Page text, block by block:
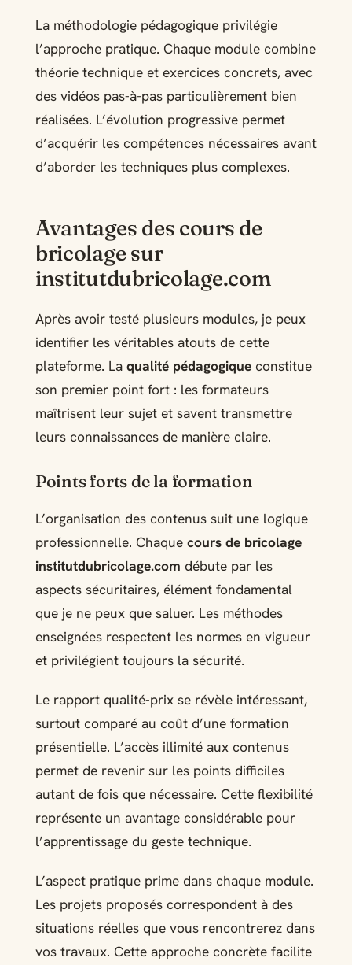
La méthodologie pédagogique privilégie
l’approche pratique. Chaque module combine
théorie technique et exercices concrets, avec
des vidéos pas-à-pas particulièrement bien
réalisées. L’évolution progressive permet
d’acquérir les compétences nécessaires avant
d’aborder les techniques plus complexes.
Avantages des cours de
bricolage sur
institutdubricolage.com
Après avoir testé plusieurs modules, je peux
identifier les véritables atouts de cette
plateforme. La qualité pédagogiqueconstitue
son premier point fort : les formateurs
maîtrisent leur sujet et savent transmettre
leurs connaissances de manière claire.
Points forts de la formation
L’organisation des contenus suit une logique
professionnelle. Chaque cours de bricolage
institutdubricolage.com débute par les
aspects sécuritaires, élément fondamental
que je ne peux que saluer. Les méthodes
enseignées respectent les normes en vigueur
et privilégient toujours la sécurité.
Le rapport qualité-prix se révèle intéressant,
surtout comparé au coût d’une formation
présentielle. L’accès illimité aux contenus
permet de revenir sur les points difficiles
autant de fois que nécessaire. Cette flexibilité
représente un avantage considérable pour
l’apprentissage du geste technique.
L’aspect pratique prime dans chaque module.
Les projets proposés correspondent à des
situations réelles que vous rencontrerez dans
vos travaux. Cette approche concrète facilite